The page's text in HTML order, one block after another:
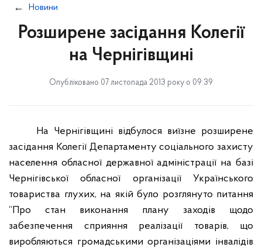
Новини
Розширене засідання Колегії
на Чернігівщині
Опубліковано 07 листопада 2013 року о 09:39
На Чернігівщині відбулося виїзне розширене
засідання Колегії Департаменту соціального захисту
населення обласної державної адміністрації на базі
Чернігівської обласної організації Українського
товариства глухих, на якій було розглянуто питання
“Про стан виконання плану заходів щодо
забезпечення сприяння реалізації товарів, що
виробляються громадськими організаціями інвалідів